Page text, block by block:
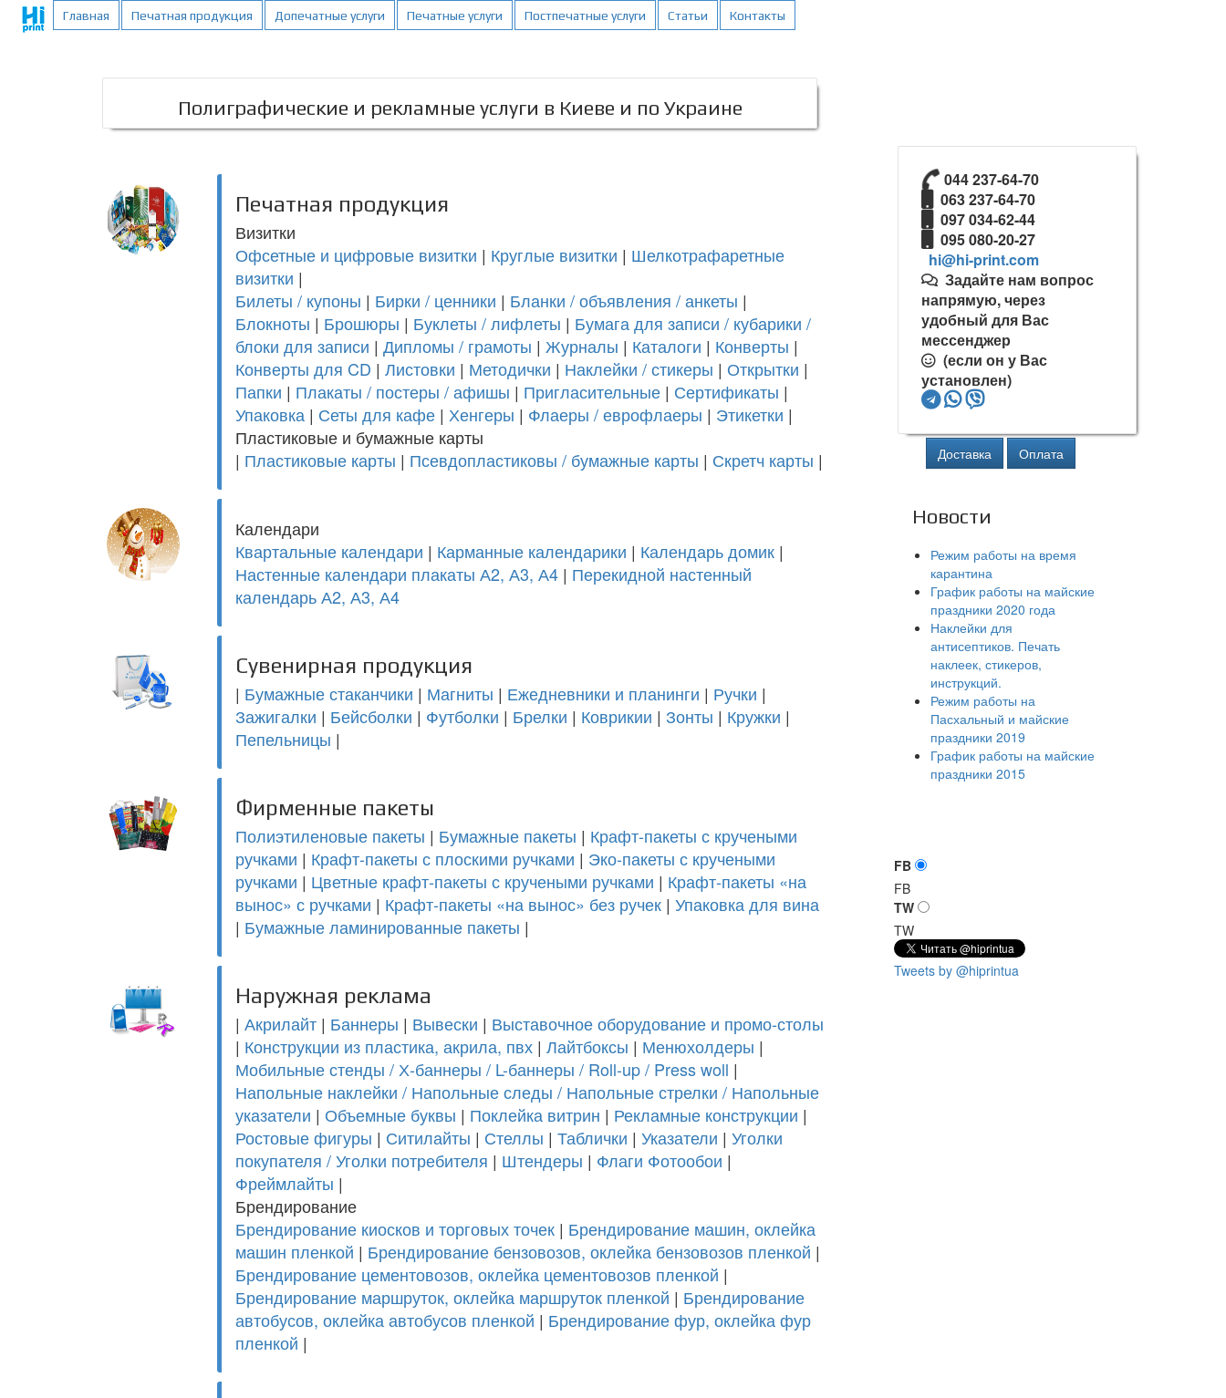
Главная Печатная продукция Допечатные услуги Печатные услуги Постпечатные услуги Статьи Контакты
Полиграфические и рекламные услуги в Киеве и по Украине
Печатная продукция
Визитки
Офсетные и цифровые визитки | Круглые визитки | Шелкотрафаретные
визитки |
Билеты / купоны | Бирки / ценники | Бланки / объявления / анкеты |
Блокноты | Брошюры | Буклеты / лифлеты | Бумага для записи / кубарики /
блоки для записи |Дипломы / грамоты | Журналы | Каталоги | Конверты |
Конверты для CD |Листовки | Методички | Наклейки / стикеры | Открытки |
Папки | Плакаты / постеры / афишы | Пригласительные | Сертификаты |
Упаковка | Сеты для кафе | Хенгеры | Флаеры / еврофлаеры | Этикетки |
Пластиковые и бумажные карты
| Пластиковые карты | Псевдопластиковы / бумажные карты | Скретч карты |
Календари
Квартальные календари | Карманные календарики | Календарь домик |
Настенные календари плакаты А2, А3, А4 | Перекидной настенный
календарь А2, А3, А4
Сувенирная продукция
| Бумажные стаканчики | Магниты | Ежедневники и планинги | Ручки |
Зажигалки | Бейсболки | Футболки | Брелки | Коврикии |Зонты | Кружки |
Пепельницы |
Фирменные пакеты
Полиэтиленовые пакеты | Бумажные пакеты | Крафт-пакеты с кручеными
ручками | Крафт-пакеты с плоскими ручками | Эко-пакеты с кручеными
ручками | Цветные крафт-пакеты с кручеными ручками | Крафт-пакеты «на
вынос» с ручками | Крафт-пакеты «на вынос» без ручек |Упаковка для вина
| Бумажные ламинированные пакеты |
Наружная реклама
|Акрилайт | Баннеры | Вывески | Выставочное оборудование и промо-столы
| Конструкции из пластика, акрила, пвх |Лайтбоксы | Менюхолдеры |
Мобильные стенды / Х-баннеры / L-баннеры / Roll-up / Press woll |
Напольные наклейки / Напольные следы / Напольные стрелки / Напольные
указатели | Объемные буквы | Поклейка витрин | Рекламные конструкции |
Ростовые фигуры | Ситилайты | Стеллы |Таблички |Указатели |Уголки
покупателя / Уголки потребителя | Штендеры | Флаги Фотообои |
Фреймлайты |
Брендирование
Брендирование киосков и торговых точек | Брендирование машин, оклейка
машин пленкой | Брендирование бензовозов, оклейка бензовозов пленкой |
Брендирование цементовозов, оклейка цементовозов пленкой |
Брендирование маршруток, оклейка маршруток пленкой | Брендирование
автобусов, оклейка автобусов пленкой | Брендирование фур, оклейка фур
пленкой |
044 237-64-70
063 237-64-70
097 034-62-44
095 080-20-27
Задайте нам вопрос
напрямую, через
удобный для Вас
мессенджер
(если он у Вас
установлен)
Доставка Оплата
Новости
Режим работы на время
карантина
График работы на майские
праздники 2020 года
Наклейки для
антисептиков. Печать
наклеек, стикеров,
инструкций.
Режим работы на
Пасхальный и майские
праздники 2019
График работы на майские
праздники 2015
FB
FB
TW
TW
Tweets by @hiprintua